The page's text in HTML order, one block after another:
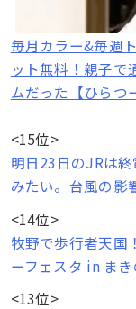
毎月カラー&毎週
ット無料！親子で
ムだった【ひらつ
<15位>
明日23日のJRは
みたい。台風の影
<14位>
牧野で歩行者天国
ーフェスタ in まき
<13位>